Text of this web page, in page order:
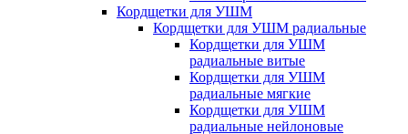
Кордщетки для УШМ
Кордщетки для УШМ радиальные
Кордщетки для УШМ
радиальные витые
Кордщетки для УШМ
радиальные мягкие
Кордщетки для УШМ
радиальные нейлоновые